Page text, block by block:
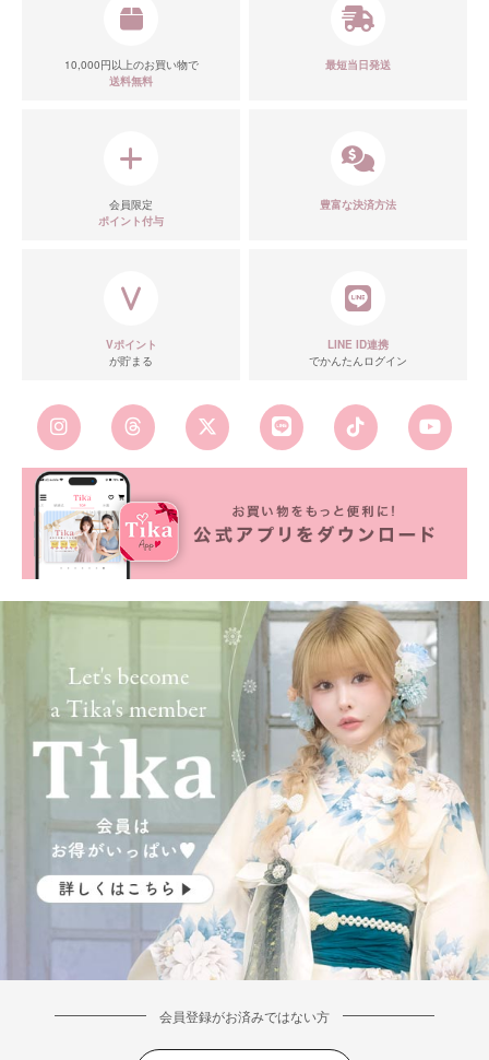
10,000円以上のお買い物で
送料無料
最短当日発送
会員限定
ポイント付与
豊富な決済方法
Vポイント
が貯まる
LINE ID連携
でかんたんログイン
会員登録がお済みではない方